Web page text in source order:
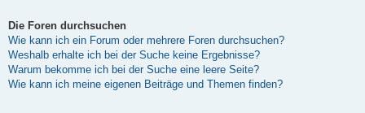
Die Foren durchsuchen
Wie kann ich ein Forum oder mehrere Foren durchsuchen?
Weshalb erhalte ich bei der Suche keine Ergebnisse?
Warum bekomme ich bei der Suche eine leere Seite?
Wie kann ich meine eigenen Beiträge und Themen finden?